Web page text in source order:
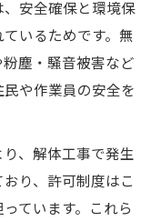
ぼす法的リスク
ブル事例と対
覚した場合の対
安全確保と環境保
いるためです。無
塵・騒音被害など
や作業員の安全を
、解体工事で発生
り、許可制度はこ
ています。これら